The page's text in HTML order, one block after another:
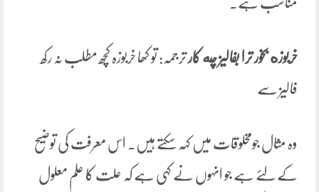
خربوزه بخور ترا بفالیز چه کارترجمہ: تو کھا خربوزہ کچھ مطلب نہ رکھ
فالیز سے
وہ مثال جومخلوقات میں کہہ سکتے ہیں۔ اس معرفت کی توضیح
کے لئے ہے جو انہوں نے کہی ہے کہ علت کا علم معلول